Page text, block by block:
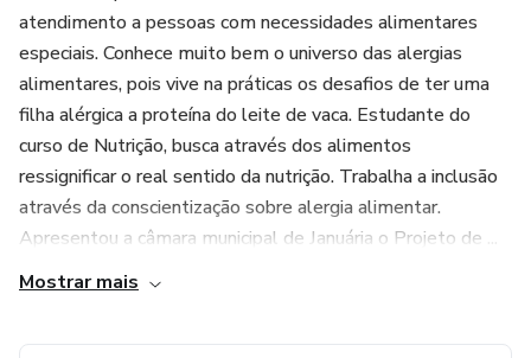
atendimento a pessoas com necessidades alimentares
especiais. Conhece muito bem o universo das alergias
alimentares, pois vive na práticas os desafios de ter uma
filha alérgica a proteína do leite de vaca. Estudante do
curso de Nutrição, busca através dos alimentos
ressignificar o real sentido da nutrição. Trabalha a inclusão
através da conscientização sobre alergia alimentar.
Apresentou a câmara municipal de Januária o Projeto de ...
Mostrar mais